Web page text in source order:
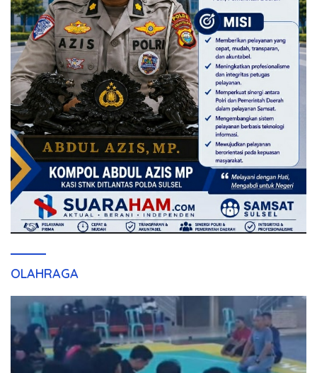
OLAHRAGA